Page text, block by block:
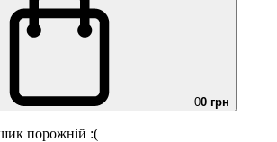
00 грн
порожній :(